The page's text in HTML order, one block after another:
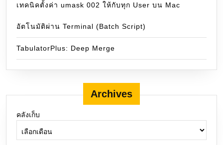
เทคนิคตั้งค่า umask 002 ให้กับทุก User บน Mac
อัตโนมัติผ่าน Terminal (Batch Script)
TabulatorPlus: Deep Merge
Archives
คลังเก็บ